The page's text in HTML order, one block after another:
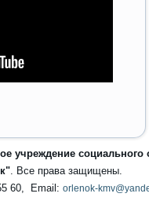
учреждение
. Все права защищены.
60, Email: orlenok-